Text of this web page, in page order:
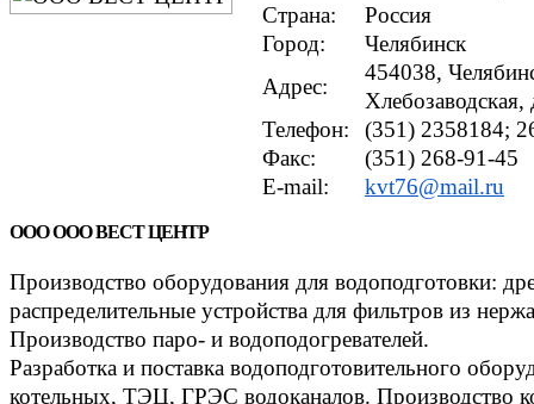
Страна:
Россия
Город:
Челябинск
Адрес:
454038,
Хлебозаводская,
Телефон:
(351) 2358184;
Факс:
(351) 268-91-45
E-mail:
kvt76@mail.ru
ООО ООО ВЕСТ ЦЕНТР
Производство оборудования для водоподготовки:
распределительные устройства для фильтров из
Производство паро- и водоподогревателей.
Разработка и поставка водоподготовительного
котельных, ТЭЦ, ГРЭС водоканалов. Производство